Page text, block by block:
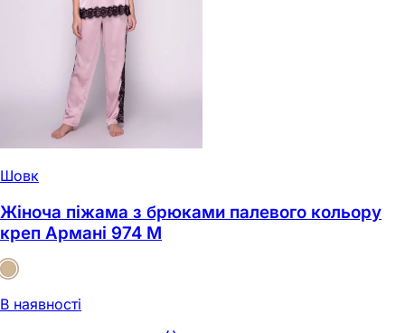
Шовк
Жіноча піжама з брюками палевого кольору
креп Армані 974 M
В наявності